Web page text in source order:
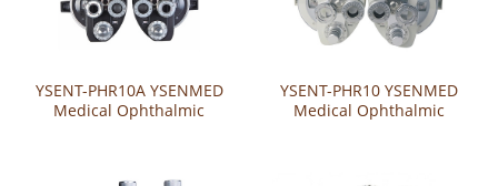
YSENT-PHR10A YSENMED
Medical Ophthalmic
YSENT-PHR10 YSENMED
Medical Ophthalmic